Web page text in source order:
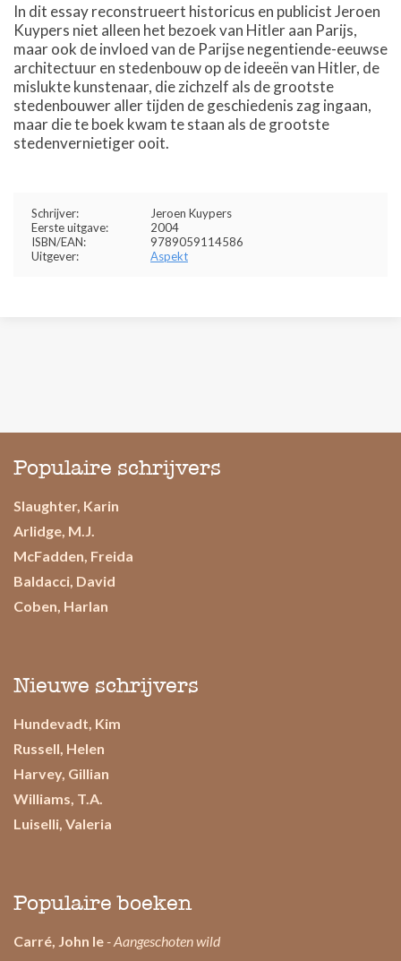
In dit essay reconstrueert historicus en publicist Jeroen
Kuypers niet alleen het bezoek van Hitler aan Parijs,
maar ook de invloed van de Parijse negentiende-eeuwse
architectuur en stedenbouw op de ideeën van Hitler, de
mislukte kunstenaar, die zichzelf als de grootste
stedenbouwer aller tijden de geschiedenis zag ingaan,
maar die te boek kwam te staan als de grootste
stedenvernietiger ooit.
Schrijver:
Jeroen Kuypers
Eerste uitgave:
2004
ISBN/EAN:
9789059114586
Uitgever:
Aspekt
Populaire schrijvers
Slaughter, Karin
Arlidge, M.J.
McFadden, Freida
Baldacci, David
Coben, Harlan
Nieuwe schrijvers
Hundevadt, Kim
Russell, Helen
Harvey, Gillian
Williams, T.A.
Luiselli, Valeria
Populaire boeken
Carré, John le - Aangeschoten wild